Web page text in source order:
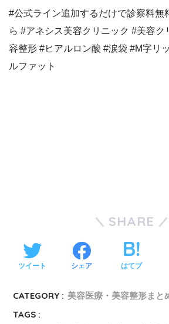
#公式ライン追加するだけで診察料無
ら #アネシス美容クリニック #美容ク
容整形 #ヒアルロン酸 #涙袋 #M字リ
ルファット
SHARE
ツイート シェア はてブ
CATEGORY : 美容医療・美容整形まと
TAGS :